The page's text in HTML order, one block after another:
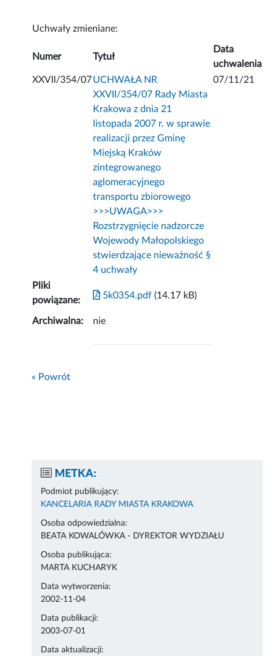
Uchwały zmieniane:
Numer Tytuł
Data
uchwalenia
XXVII/354/07UCHWAŁA NR
XXVII/354/07 Rady Miasta
Krakowa z dnia 21
listopada 2007 r. w sprawie
realizacji przez Gminę
Miejską Kraków
zintegrowanego
aglomeracyjnego
transportu zbiorowego
>>>UWAGA>>>
Rozstrzygnięcie nadzorcze
Wojewody Małopolskiego
stwierdzające nieważność §
4 uchwały
07/11/21
Pliki
powiązane:
5k0354.pdf (14.17 kB)
Archiwalna: nie
« Powrót
METKA:
Podmiot publikujący:
KANCELARIA RADY MIASTA KRAKOWA
Osoba odpowiedzialna:
BEATA KOWALÓWKA - DYREKTOR WYDZIAŁU
Osoba publikująca:
MARTA KUCHARYK
Data wytworzenia:
2002-11-04
Data publikacji:
2003-07-01
Data aktualizacji: